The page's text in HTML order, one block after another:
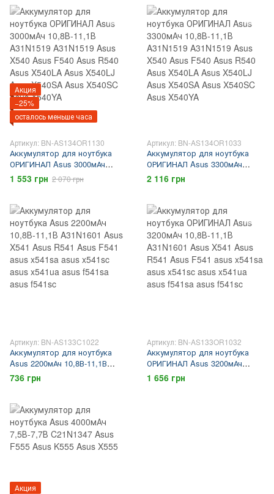
X540SA Asus X540SC Asus
X540YA
Акция
−25%
осталось меньше часа
Артикул: BN-AS134OR1130
Аккумулятор для ноутбука
ОРИГИНАЛ Asus 3000мАч
10,8В-11,1В A31N1519
A31N1519 Asus X540 Asus
Asus X540LJ Asus X540SA
Asus X540SC Asus X540YA
1 553 грн 2 070 грн
Артикул: BN-AS134OR1033
Аккумулятор для ноутбука
ОРИГИНАЛ Asus 3300мАч
10,8В-11,1В A31N1519
A31N1519 Asus X540 Asus
Asus X540LJ Asus X540SA
Asus X540SC Asus X540YA
2 116 грн
Артикул: BN-AS133C1022
Аккумулятор для ноутбука
Asus 2200мАч 10,8В-11,1В
A31N1601 Asus X541 Asus
R541 Asus F541 asus x541sa
f541sa asus f541sc
736 грн
Артикул: BN-AS133OR1032
Аккумулятор для ноутбука
ОРИГИНАЛ Asus 3200мАч
10,8В-11,1В A31N1601 Asus
X541 Asus R541 Asus F541
1 656 грн
Акция